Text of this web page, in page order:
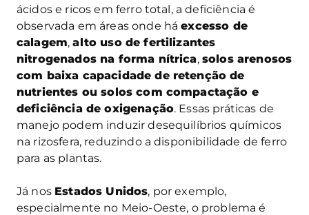
ácidos e ricos em ferro total, a deficiência é
observada em áreas onde háexcesso de
calagem,alto uso de fertilizantes
nitrogenados na forma nítrica, solos arenosos
com baixa capacidade de retenção de
nutrientes ou solos com compactação e
deficiência de oxigenação. Essas práticas de
manejo podem induzir desequilíbrios químicos
na rizosfera, reduzindo a disponibilidade de ferro
para as plantas.
Já nos Estados Unidos, por exemplo,
especialmente no Meio-Oeste, o problema é